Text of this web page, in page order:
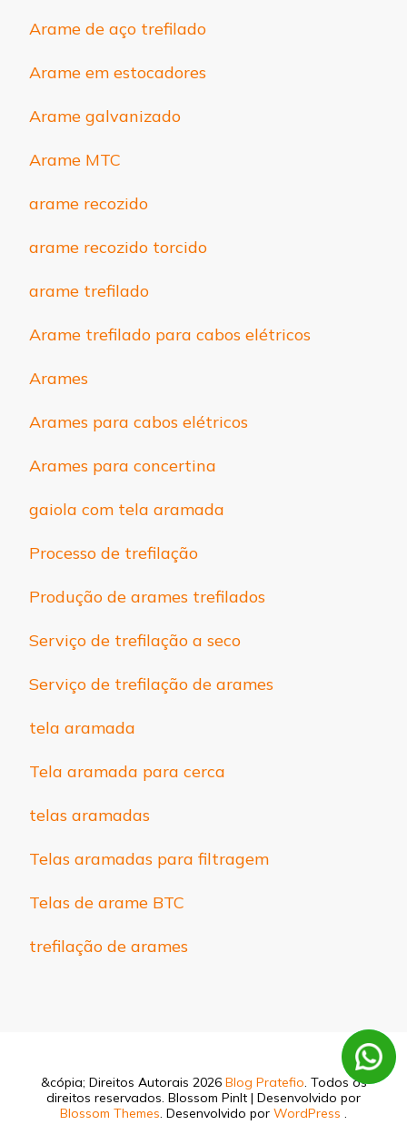
Arame de aço trefilado
Arame em estocadores
Arame galvanizado
Arame MTC
arame recozido
arame recozido torcido
arame trefilado
Arame trefilado para cabos elétricos
Arames
Arames para cabos elétricos
Arames para concertina
gaiola com tela aramada
Processo de trefilação
Produção de arames trefilados
Serviço de trefilação a seco
Serviço de trefilação de arames
tela aramada
Tela aramada para cerca
telas aramadas
Telas aramadas para filtragem
Telas de arame BTC
trefilação de arames
&cópia; Direitos Autorais 2026 Blog Pratefio. Todos os
direitos reservados. Blossom PinIt | Desenvolvido por
Blossom Themes. Desenvolvido por WordPress .